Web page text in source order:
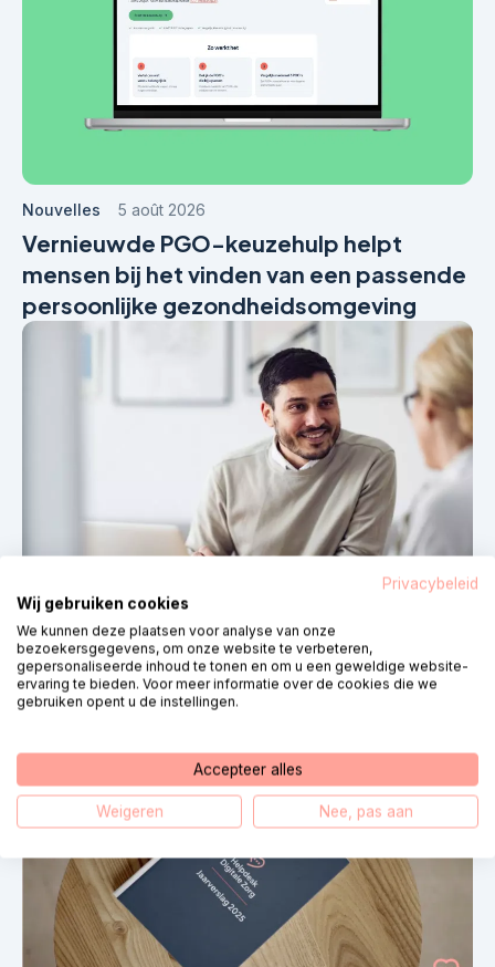
Nouvelles 5 août 2026
Vernieuwde PGO-keuzehulp helpt
mensen bij het vinden van een passende
persoonlijke gezondheidsomgeving
Postes vacants 3 août 2026
Vacature: Medior Salesforce Beheerder
Privacybeleid
Wij gebruiken cookies
We kunnen deze plaatsen voor analyse van onze
bezoekersgegevens, om onze website te verbeteren,
gepersonaliseerde inhoud te tonen en om u een geweldige website-
ervaring te bieden. Voor meer informatie over de cookies die we
gebruiken opent u de instellingen.
Accepteer alles
Weigeren Nee, pas aan